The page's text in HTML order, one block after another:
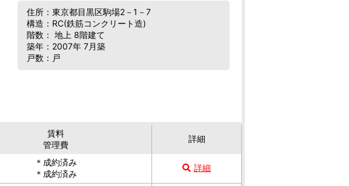
住所：東京都目黒区駒場2－1－7
構造：RC(鉄筋コンクリート造)
階数： 地上 8階建て
築年：2007年 7月築
戸数：戸
賃料
管理費
詳細
＊成約済み
＊成約済み
詳細